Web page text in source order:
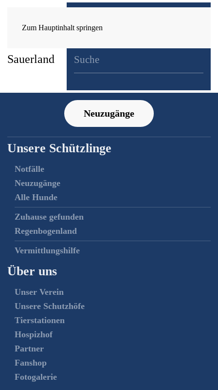
Zum Hauptinhalt springen
Neuzugänge
Unsere Schützlinge
Notfälle
Neuzugänge
Alle Hunde
Zuhause gefunden
Regenbogenland
Vermittlungshilfe
Über uns
Unser Verein
Unsere Schutzhöfe
Tierstationen
Hospizhof
Partner
Fanshop
Fotogalerie